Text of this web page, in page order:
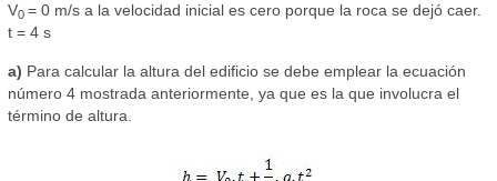
V0 = 0 m/s a la velocidad inicial es cero porque la roca se dejó caer.
t = 4 s
a) Para calcular la altura del edificio se debe emplear la ecuación
número 4 mostrada anteriormente, ya que es la que involucra el
término de altura.